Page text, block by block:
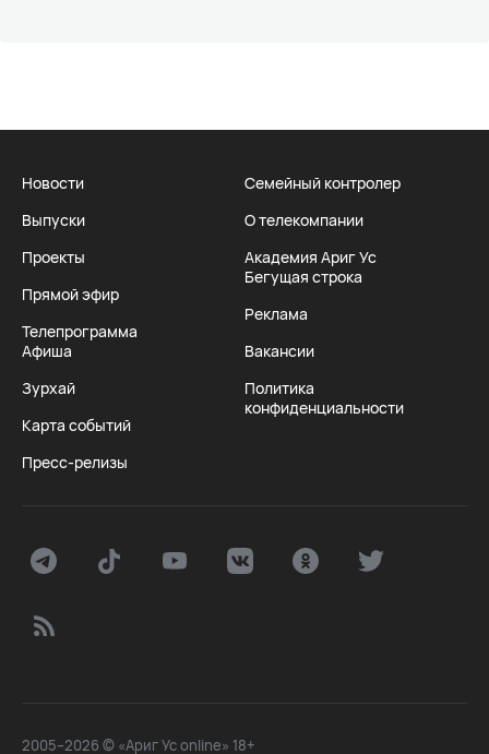
Новости
Выпуски
Проекты
Прямой эфир
Телепрограмма
Афиша
Зурхай
Карта событий
Пресс-релизы
Семейный контролер
О телекомпании
Академия Ариг Ус
Бегущая строка
Реклама
Вакансии
Политика
конфиденциальности
2005–2026 © «Ариг Ус online» 18+